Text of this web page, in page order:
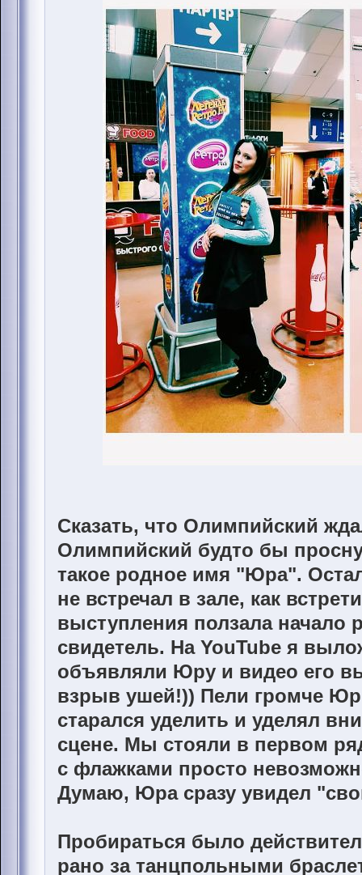
Сказать, что Олимпийский
Олимпийский будто бы
такое родное имя "Юра".
не встречал в зале, как
выступления ползала начало
свидетель. На YouTube я
объявляли Юру и видео его
взрыв ушей!)) Пели громче
старался уделить и уделял
сцене. Мы стояли в первом
с флажками просто
Думаю, Юра сразу увидел
Пробираться было
рано за танцпольными